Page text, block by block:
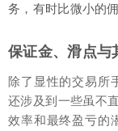
务，有时比微小的
保证金、滑点与
除了显性的交易所
还涉及到一些虽不
效率和最终盈亏的